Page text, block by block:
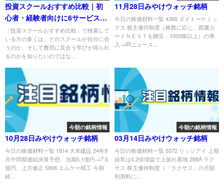
投資スクールおすすめ比較｜初
心者・経験者向けに6サービスを
検証
「投資スクールおすすめ比較」で検索して
いる方の多くは、どのスクールが自分に合
うのか、そして費用に見合う学びが得られ
るのかを知りたいのではな...
11月28日みやけウォッチ銘柄
今日の株価材料一覧 4366 ダイトーケミッ
クス 株主優待制度（株数に応じ、図書カ
ードＮＥＸＴを贈呈：1000株以上）の導
入→IRニュース...
今朝の銘柄情報
10月28日みやけウォッチ銘柄
今日の株価材料一覧 1814 大末建設 24年9
月中間期連結決算予想、当期5.1億円→7.5
億円、上方修正 5906 エムケー精工 今期
経...
今朝の銘柄情報
03月14日みやけウォッチ銘柄
今日の株価材料一覧 5572 リッジアイ 上期
経常は4.2倍増益で上振れ着地 288A ラク
サス 株主優待制度（「ラクサス」の月額
利用料に...